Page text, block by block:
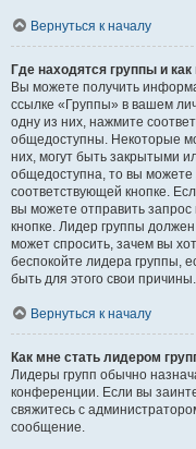
Вернуться к началу
Где находятся группы и
Вы можете получить
ссылке «Группы» в вашем
одну из них, нажмите
общедоступны. Некоторые
них, могут быть закрытыми
общедоступна, то вы можете
соответствующей кнопке.
вы можете отправить
кнопке. Лидер группы
может спросить, зачем вы
беспокойте лидера группы,
быть для этого свои причины.
Вернуться к началу
Как мне стать лидером
Лидеры групп обычно
конференции. Если вы
свяжитесь с
сообщение.